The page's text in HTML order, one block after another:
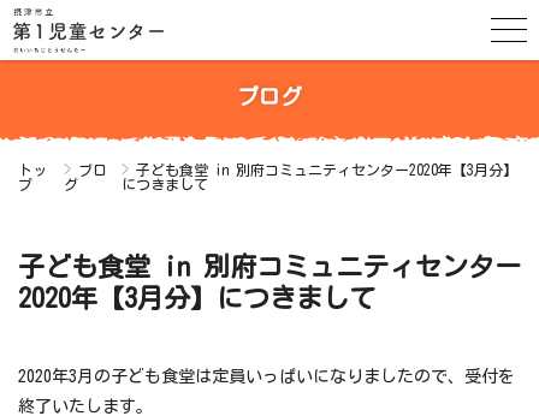
ブログ
トッ
プ
ブロ
グ
子ども食堂 in 別府コミュニティセンター2020年【3月分】
につきまして
子ども食堂 in 別府コミュニティセンター
2020年【3月分】につきまして
2020年3月の子ども食堂は定員いっぱいになりましたので、受付を
終了いたします。